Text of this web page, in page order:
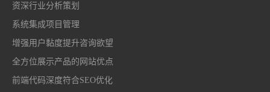
资深行业分析策划
系统集成项目管理
增强用户黏度提升咨询欲望
全方位展示产品的网站优点
前端代码深度符合SEO优化